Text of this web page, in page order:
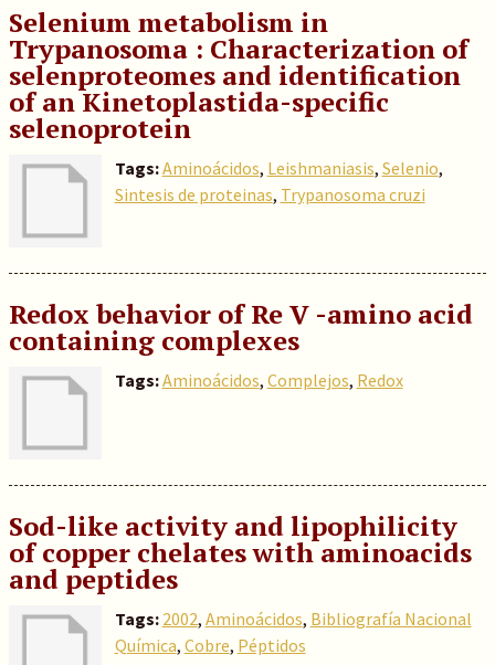
Selenium metabolism in
Trypanosoma : Characterization of
selenproteomes and identification
of an Kinetoplastida-specific
selenoprotein
Tags:Aminoácidos, Leishmaniasis, Selenio,
Sintesis de proteinas, Trypanosoma cruzi
Redox behavior of Re V -amino acid
containing complexes
Tags:Aminoácidos, Complejos, Redox
Sod-like activity and lipophilicity
of copper chelates with aminoacids
and peptides
Tags: 2002, Aminoácidos, Bibliografía Nacional
Química, Cobre, Péptidos